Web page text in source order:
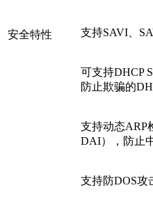
安全特性 支持SAVI、
可支持DHCP
防止欺骗的
支持动态ARP
DAI），防止
支持防DOS攻